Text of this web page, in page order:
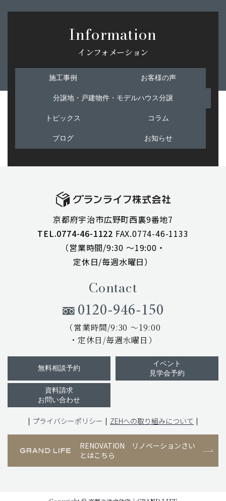
Information
インフォメーション
施工事例 お客様の声
分譲地・戸建物件・モデルハウス分譲
トピックス コラム
ブログ お知らせ
京都府宇治市広野町西裏9番地7
TEL.0774-46-1122 FAX.0774-46-1133
（営業時間/9:30 ～19:00・
定休日/毎週水曜日）
Contact
0120-946-150
（営業時間/9:30 ～19:00
・定休日/毎週水曜日）
無料相談予約
イベント
見学会予約
資料請求
お問い合わせ
プライバシーポリシー ZEHへの取り組みについて
RENOVATION
リノベーションさい
とはこちら